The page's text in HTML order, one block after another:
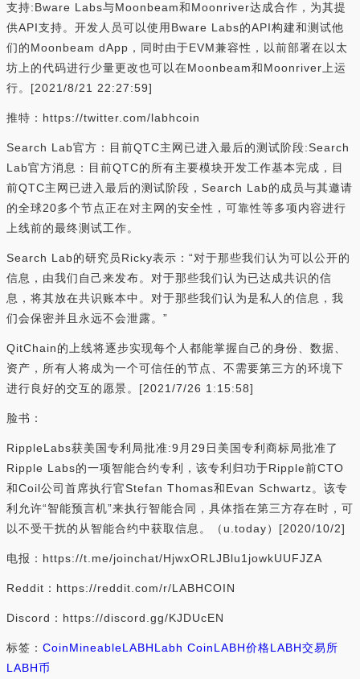
支持:Bware Labs与Moonbeam和Moonriver达成合作，为其提
供API支持。开发人员可以使用Bware Labs的API构建和测试他
们的Moonbeam dApp，同时由于EVM兼容性，以前部署在以太
坊上的代码进行少量更改也可以在Moonbeam和Moonriver上运
行。[2021/8/21 22:27:59]
推特：https://twitter.com/labhcoin
Search Lab官方：目前QTC主网已进入最后的测试阶段:Search
Lab官方消息：目前QTC的所有主要模块开发工作基本完成，目
前QTC主网已进入最后的测试阶段，Search Lab的成员与其邀请
的全球20多个节点正在对主网的安全性，可靠性等多项内容进行
上线前的最终测试工作。
Search Lab的研究员Ricky表示：“对于那些我们认为可以公开的
信息，由我们自己来发布。对于那些我们认为已达成共识的信
息，将其放在共识账本中。对于那些我们认为是私人的信息，我
们会保密并且永远不会泄露。”
QitChain的上线将逐步实现每个人都能掌握自己的身份、数据、
资产，所有人将成为一个可信任的节点、不需要第三方的环境下
进行良好的交互的愿景。[2021/7/26 1:15:58]
脸书：
RippleLabs获美国专利局批准:9月29日美国专利商标局批准了
Ripple Labs的一项智能合约专利，该专利归功于Ripple前CTO
和Coil公司首席执行官Stefan Thomas和Evan Schwartz。该专
利允许“智能预言机”来执行智能合同，具体指在第三方存在时，可
以不受干扰的从智能合约中获取信息。（u.today）[2020/10/2]
电报：https://t.me/joinchat/HjwxORLJBlu1jowkUUFJZA
Reddit：https://reddit.com/r/LABHCOIN
Discord：https://discord.gg/KJDUcEN
标签： CoinMineableLABHLabh CoinLABH价格LABH交易所
LABH币